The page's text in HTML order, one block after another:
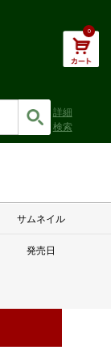
0
詳細
検索
サムネイル
発売日